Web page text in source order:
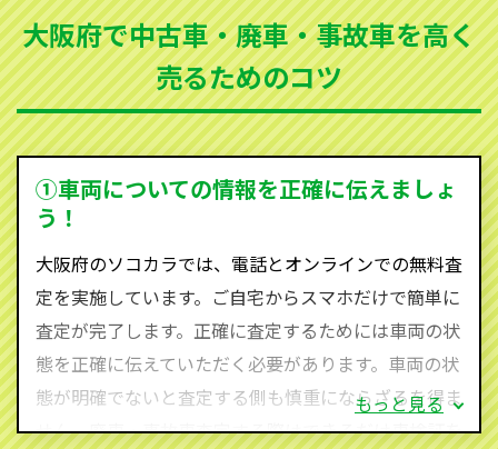
まった車、車検が切れて動かすことができない車でも
買取可能です。
ソコカラは世界１１０か国に独自の販売ネットワーク
を持ち、国内に自社物流網、自社ヤードをもっている
ため、中間マージンがかかりません。だから高価買取
を実現し、お客様に利益を還元することができるので
す。
590-870）までお問い合わせ下さい。
査定・ご相談・見積もりはすべて無料で行います。安
心してお問い合わせください。
大阪府で中古車・廃車・事故車を高く
売るためのコツ
①車両についての情報を正確に伝えましょ
う！
大阪府のソコカラでは、電話とオンラインでの無料査
定を実施しています。ご自宅からスマホだけで簡単に
査定が完了します。正確に査定するためには車両の状
態を正確に伝えていただく必要があります。車両の状
態が明確でないと査定する側も慎重にならざるを得ま
せん。廃車・事故車査定する際はできるだけ車検証を
もっと見る